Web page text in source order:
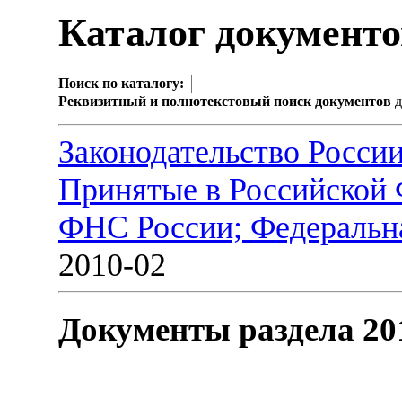
Каталог
Поиск по каталогу:
Реквизитный и полнотекстовый поиск документов
Законодательство
Принятые в Российской
ФНС России;
2010-02
Документы раздела